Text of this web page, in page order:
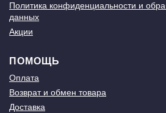
Политика конфиденциальности и
данных
Акции
ПОМОЩЬ
Оплата
Возврат и обмен товара
Доставка